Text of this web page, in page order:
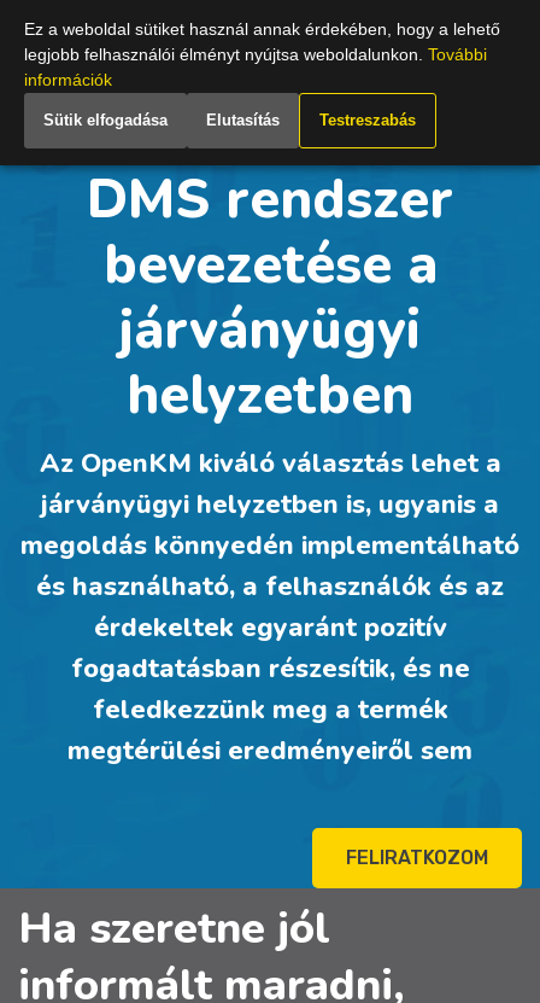
Hungary
DMS rendszer
bevezetése a
járványügyi
helyzetben
Az OpenKM kiváló választás lehet a
járványügyi helyzetben is, ugyanis a
megoldás könnyedén implementálható
és használható, a felhasználók és az
érdekeltek egyaránt pozitív
fogadtatásban részesítik, és ne
feledkezzünk meg a termék
megtérülési eredményeiről sem
FELIRATKOZOM
Ha szeretne jól
informált maradni,
Ez a weboldal sütiket használ annak érdekében, hogy a lehető
legjobb felhasználói élményt nyújtsa weboldalunkon. További
információk
Sütik elfogadása Elutasítás Testreszabás